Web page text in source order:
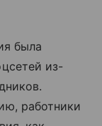
была
из-
работники